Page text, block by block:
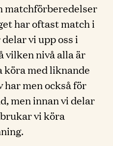
matchförberedelser
har oftast match i
vi upp oss i
vilken nivå alla är
köra med liknande
har men också för
men innan vi delar
vi köra